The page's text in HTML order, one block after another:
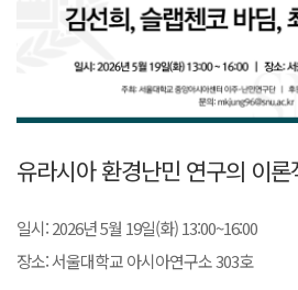
유라시아 환경난민 연구의 이
일시: 2026년 5월 19일(화) 13:00~16:00
장소: 서울대학교 아시아연구소 303호